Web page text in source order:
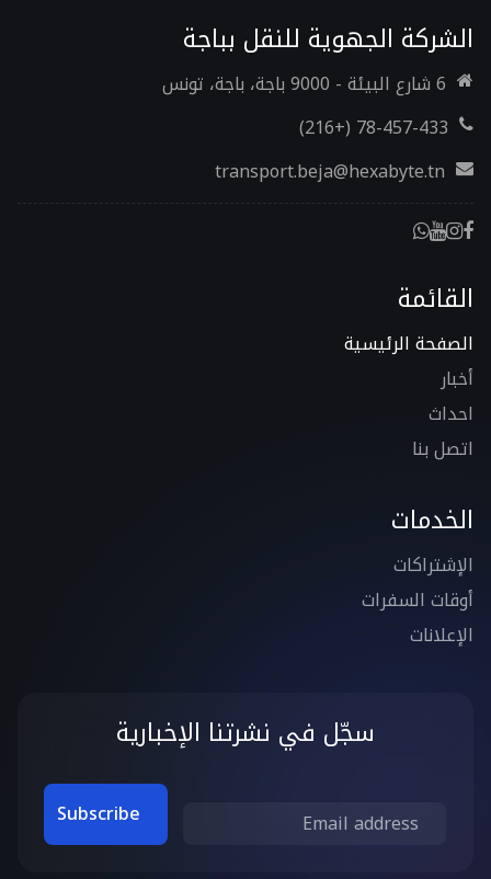
الشركة الجهوية للنقل بباجة
6 شارع البيئة - 9000 باجة، باجة، تونس
78-457-433 (+216)
transport.beja@hexabyte.tn
القائمة
الصفحة الرئيسية
أخبار
احداث
اتصل بنا
الخدمات
الإشتراكات
أوقات السفرات
الإعلانات
سجّل في نشرتنا الإخبارية